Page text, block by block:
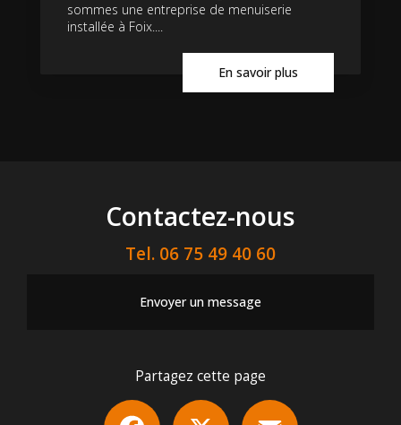
sommes une entreprise de menuiserie
installée à Foix....
En savoir plus
Contactez-nous
Tel. 06 75 49 40 60
Envoyer un message
Partagez cette page
Facebook